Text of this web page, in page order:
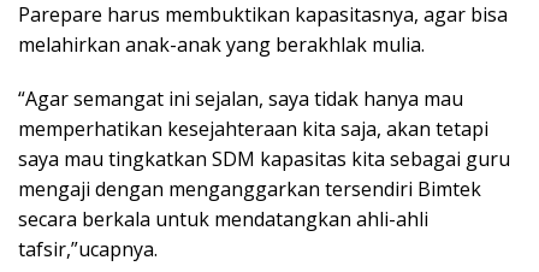
Parepare harus membuktikan kapasitasnya, agar bisa
melahirkan anak-anak yang berakhlak mulia.
“Agar semangat ini sejalan, saya tidak hanya mau
memperhatikan kesejahteraan kita saja, akan tetapi
saya mau tingkatkan SDM kapasitas kita sebagai guru
mengaji dengan menganggarkan tersendiri Bimtek
secara berkala untuk mendatangkan ahli-ahli
tafsir,”ucapnya.